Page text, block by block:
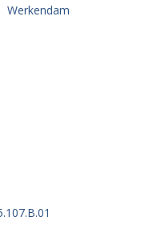
Werkendam